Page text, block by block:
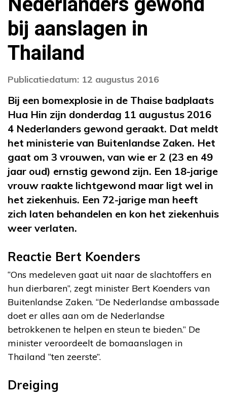
bij aanslagen in
Thailand
Publicatiedatum: 12 augustus 2016
Bij een bomexplosie in de Thaise badplaats
Hua Hin zijn donderdag 11 augustus 2016
4 Nederlanders gewond geraakt. Dat meldt
het ministerie van Buitenlandse Zaken. Het
gaat om 3 vrouwen, van wie er 2 (23 en 49
jaar oud) ernstig gewond zijn. Een 18-jarige
vrouw raakte lichtgewond maar ligt wel in
het ziekenhuis. Een 72-jarige man heeft
zich laten behandelen en kon het ziekenhuis
weer verlaten.
Reactie Bert Koenders
“Ons medeleven gaat uit naar de slachtoffers en
hun dierbaren”, zegt minister Bert Koenders van
Buitenlandse Zaken. “De Nederlandse ambassade
doet er alles aan om de Nederlandse
betrokkenen te helpen en steun te bieden.” De
minister veroordeelt de bomaanslagen in
Thailand “ten zeerste”.
Dreiging